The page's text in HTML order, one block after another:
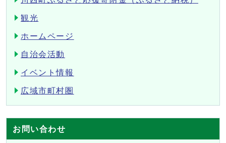
観光
ホームページ
自治会活動
イベント情報
広域市町村圏
お問い合わせ